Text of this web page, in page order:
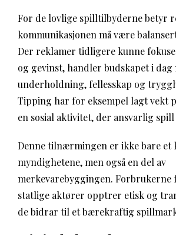
For de lovlige spilltilbyderne betyr
kommunikasjonen må være
Der reklamer tidligere kunne
og gevinst, handler budskapet i dag
underholdning, fellesskap og
Tipping har for eksempel lagt vekt
en sosial aktivitet, der ansvarlig
Denne tilnærmingen er ikke bare et
myndighetene, men også en del av
merkevarebyggingen. Forbrukerne
statlige aktører opptrer etisk og
de bidrar til et bærekraftig